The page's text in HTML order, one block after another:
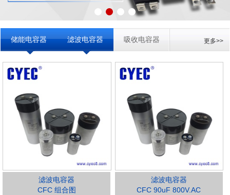
储能电容器 滤波电容器 吸收电容器 更多>>
滤波电容器
CFC 组合图
滤波电容器
CFC 90uF 800V.AC